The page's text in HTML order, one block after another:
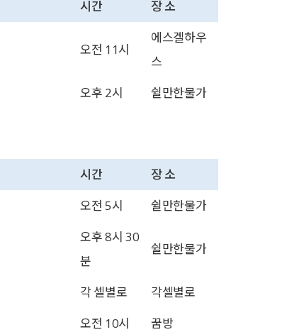
시간 장 소
오전 11시
에스겔하우
스
오후 2시 쉴만한물가
시간
장 소
오전 5시 쉴만한물가
오후 8시 30
분
쉴만한물가
각 셀별로
각셀별로
오전 10시 꿈방